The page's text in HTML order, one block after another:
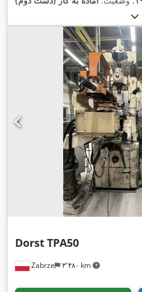
Zabrze ۳٬۴۸۰ km
DorstTPA50